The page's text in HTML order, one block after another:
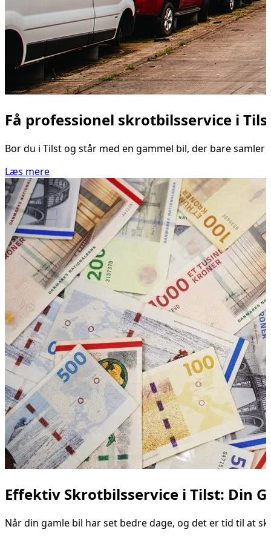
Få professionel skrotbilsservice i
Bor du i Tilst og står med en gammel bil, der bare
Læs mere
Effektiv Skrotbilsservice i Tilst: Din
Når din gamle bil har set bedre dage, og det er tid til at